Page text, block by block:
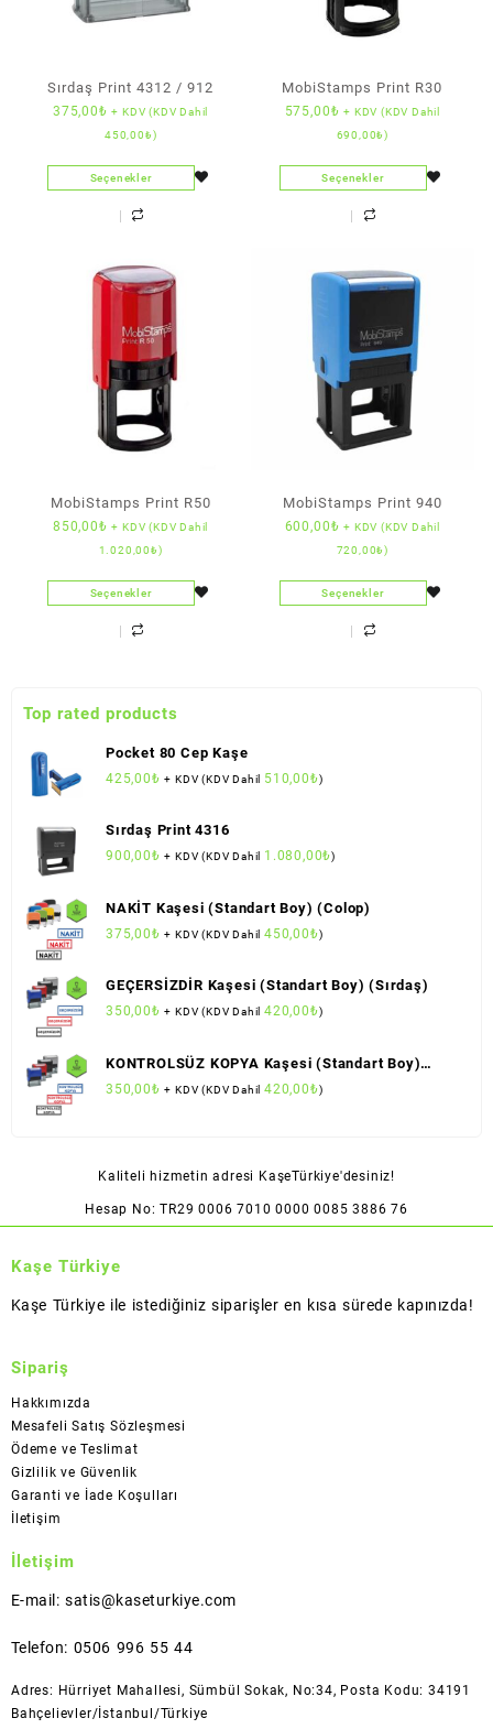
Sırdaş Print 4312 / 912
375,00₺ + KDV (KDV Dahil
450,00₺)
Seçenekler
MobiStamps Print R30
575,00₺ + KDV (KDV Dahil
690,00₺)
Seçenekler
MobiStamps Print R50
850,00₺ + KDV (KDV Dahil
1.020,00₺)
Seçenekler
MobiStamps Print 940
600,00₺ + KDV (KDV Dahil
720,00₺)
Seçenekler
Top rated products
Pocket 80 Cep Kaşe
425,00₺ + KDV (KDV Dahil 510,00₺)
Sırdaş Print 4316
900,00₺ + KDV (KDV Dahil 1.080,00₺)
NAKİT Kaşesi (Standart Boy) (Colop)
375,00₺ + KDV (KDV Dahil450,00₺)
GEÇERSİZDİR Kaşesi (Standart Boy) (Sırdaş)
350,00₺ + KDV (KDV Dahil420,00₺)
KONTROLSÜZ KOPYA Kaşesi (Standart Boy)
(Sırdaş)
350,00₺ + KDV (KDV Dahil420,00₺)
Kaliteli hizmetin adresi KaşeTürkiye'desiniz!
Hesap No: TR29 0006 7010 0000 0085 3886 76
Kaşe Türkiye
Kaşe Türkiye ile istediğiniz siparişler en kısa sürede kapınızda!
Sipariş
Hakkımızda
Mesafeli Satış Sözleşmesi
Ödeme ve Teslimat
Gizlilik ve Güvenlik
Garanti ve İade Koşulları
İletişim
İletişim
E-mail: satis@kaseturkiye.com
Telefon: 0506 996 55 44
Adres: Hürriyet Mahallesi, Sümbül Sokak, No:34, Posta Kodu: 34191
Bahçelievler/İstanbul/Türkiye